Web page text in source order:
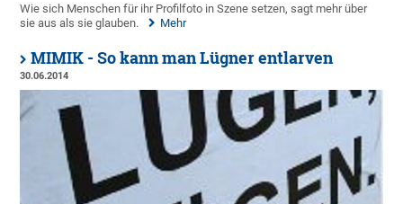
Wie sich Menschen für ihr Profilfoto in Szene setzen, sagt mehr über
sie aus als sie glauben.
Mehr
MIMIK - So kann man Lügner entlarven
30.06.2014